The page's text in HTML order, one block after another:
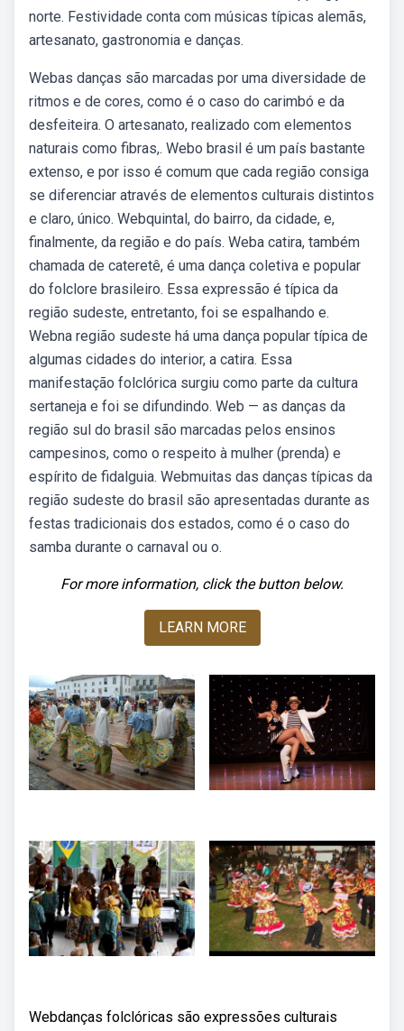
norte. Festividade conta com músicas típicas alemãs,
artesanato, gastronomia e danças.
Webas danças são marcadas por uma diversidade de
ritmos e de cores, como é o caso do carimbó e da
desfeiteira. O artesanato, realizado com elementos
naturais como fibras,. Webo brasil é um país bastante
extenso, e por isso é comum que cada região consiga
se diferenciar através de elementos culturais distintos
e claro, único. Webquintal, do bairro, da cidade, e,
finalmente, da região e do país. Weba catira, também
chamada de cateretê, é uma dança coletiva e popular
do folclore brasileiro. Essa expressão é típica da
região sudeste, entretanto, foi se espalhando e.
Webna região sudeste há uma dança popular típica de
algumas cidades do interior, a catira. Essa
manifestação folclórica surgiu como parte da cultura
sertaneja e foi se difundindo. Web — as danças da
região sul do brasil são marcadas pelos ensinos
campesinos, como o respeito à mulher (prenda) e
espírito de fidalguia. Webmuitas das danças típicas da
região sudeste do brasil são apresentadas durante as
festas tradicionais dos estados, como é o caso do
samba durante o carnaval ou o.
For more information, click the button below.
LEARN MORE
Webdanças folclóricas são expressões culturais